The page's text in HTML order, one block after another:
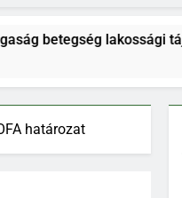
lakossági tájékoztató
határozat